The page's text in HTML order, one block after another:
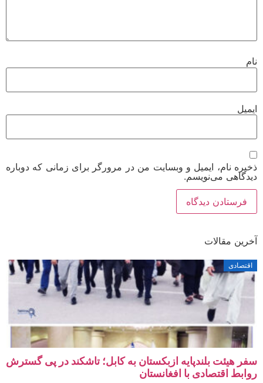
نام، ایمیل و وبسایت من در مرورگر برای زمانی که دوباره
می‌نویسم.
مقالات
هیئت بلندپایه ازبکستان به کابل؛ تاشکند در پی گسترش
اقتصادی با افغانستان